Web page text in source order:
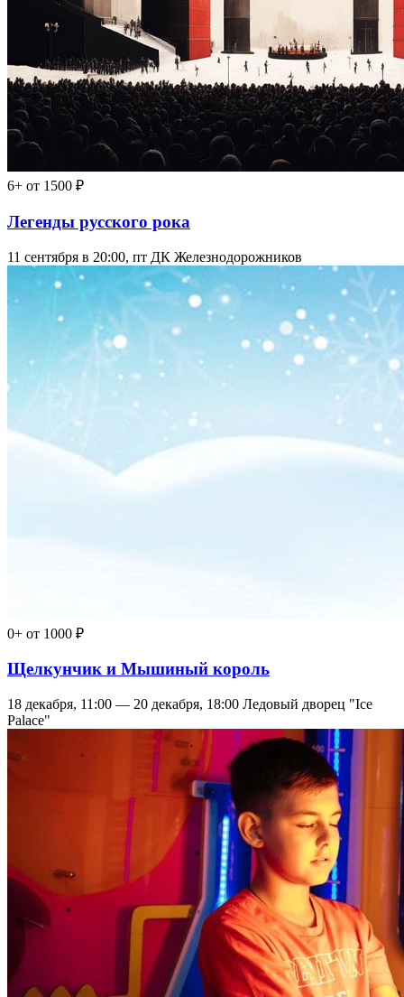
6+ от 1500 ₽
Легенды русского рока
11 сентября в 20:00, пт ДК Железнодорожников
0+ от 1000 ₽
Щелкунчик и Мышиный король
18 декабря, 11:00 — 20 декабря, 18:00 Ледовый дворец "Ice
Palace"